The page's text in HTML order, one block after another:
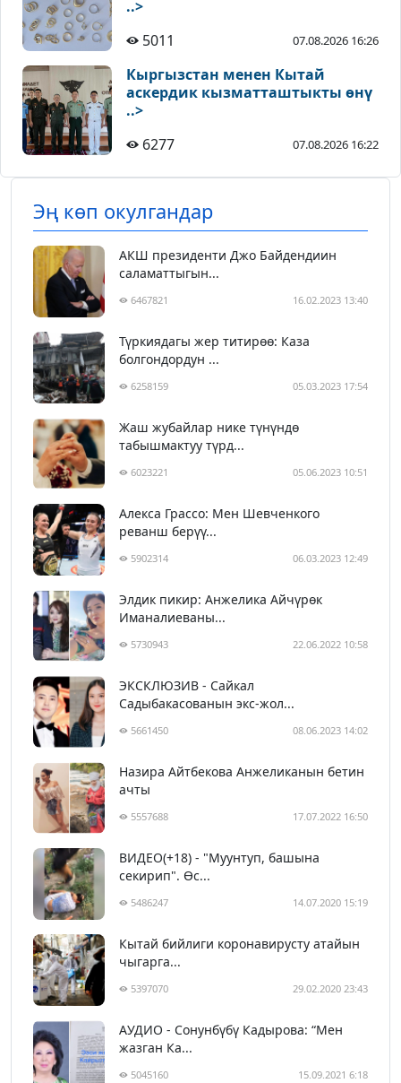
..>
5011
07.08.2026 16:26
Кыргызстан менен Кытай
аскердик кызматташтыкты өнү
..>
6277
07.08.2026 16:22
Эң көп окулгандар
АКШ президенти Джо Байдендиин
саламаттыгын...
6467821 16.02.2023 13:40
Түркиядагы жер титирөө: Каза
болгондордун ...
6258159 05.03.2023 17:54
Жаш жубайлар нике түнүндө
табышмактуу түрд...
6023221 05.06.2023 10:51
Алекса Грассо: Мен Шевченкого
реванш берүү...
5902314 06.03.2023 12:49
Элдик пикир: Анжелика Айчүрөк
Иманалиеваны...
5730943 22.06.2022 10:58
ЭКСКЛЮЗИВ - Сайкал
Садыбакасованын экс-жол...
5661450 08.06.2023 14:02
Назира Айтбекова Анжеликанын бетин
ачты
5557688 17.07.2022 16:50
ВИДЕО(+18) - "Муунтуп, башына
секирип". Өс...
5486247 14.07.2020 15:19
Кытай бийлиги коронавирусту атайын
чыгарга...
5397070 29.02.2020 23:43
АУДИО - Сонунбүбү Кадырова: “Мен
жазган Ка...
5045160 15.09.2021 6:18